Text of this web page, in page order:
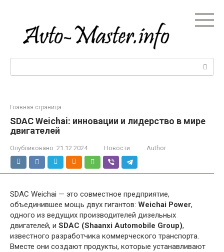
Главная страница
SDAC Weichai: инновации и лидерство в мире
двигателей
Опубликовано: 21.12.2024 Новости Author
SDAC Weichai — это совместное предприятие,
объединившее мощь двух гигантов: Weichai Power,
одного из ведущих производителей дизельных
двигателей, и SDAC (Shaanxi Automobile Group),
известного разработчика коммерческого транспорта.
Вместе они создают продукты, которые устанавливают